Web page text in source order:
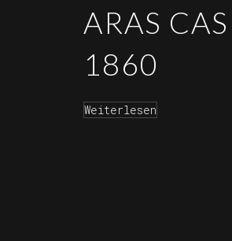
ARAS
1860
Weiterlesen